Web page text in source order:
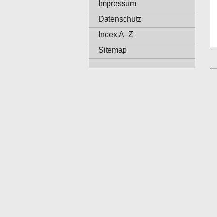
Impressum
Datenschutz
Index A–Z
Sitemap